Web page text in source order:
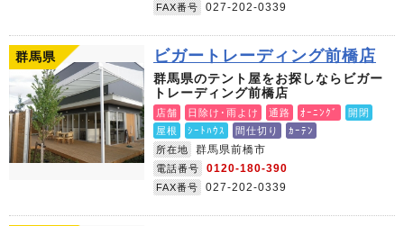
FAX番号 027-202-0339
群馬県 ビガートレーディング前橋店
群馬県のテント屋をお探しならビガー
トレーディング前橋店
店舗 日除け･雨よけ 通路 ｵｰﾆﾝｸﾞ
開閉
屋根
ｼｰﾄﾊｳｽ 間仕切り
ｶｰﾃﾝ
所在地
群馬県前橋市
電話番号 0120-180-390
FAX番号 027-202-0339